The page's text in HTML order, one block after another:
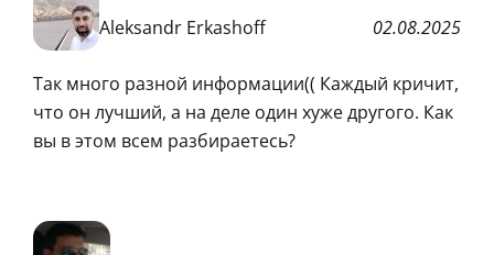
Aleksandr Erkashoff 02.08.2025
Так много разной информации(( Каждый кричит,
что он лучший, а на деле один хуже другого. Как
вы в этом всем разбираетесь?